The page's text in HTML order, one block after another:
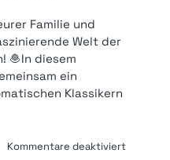
Familie und
Welt der
🧆In diesem
ein
Klassikern
Kommentare deaktiviertfür